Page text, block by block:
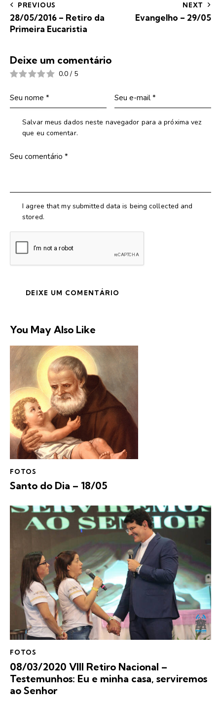
PREVIOUS
28/05/2016 – Retiro da
Primeira Eucaristia
NEXT
Evangelho – 29/05
Deixe um comentário
0.0 / 5
Salvar meus dados neste navegador para a próxima vez
que eu comentar.
I agree that my submitted data is being collected and
stored.
You May Also Like
FOTOS
Santo do Dia – 18/05
FOTOS
08/03/2020 VIII Retiro Nacional –
Testemunhos: Eu e minha casa, serviremos
ao Senhor